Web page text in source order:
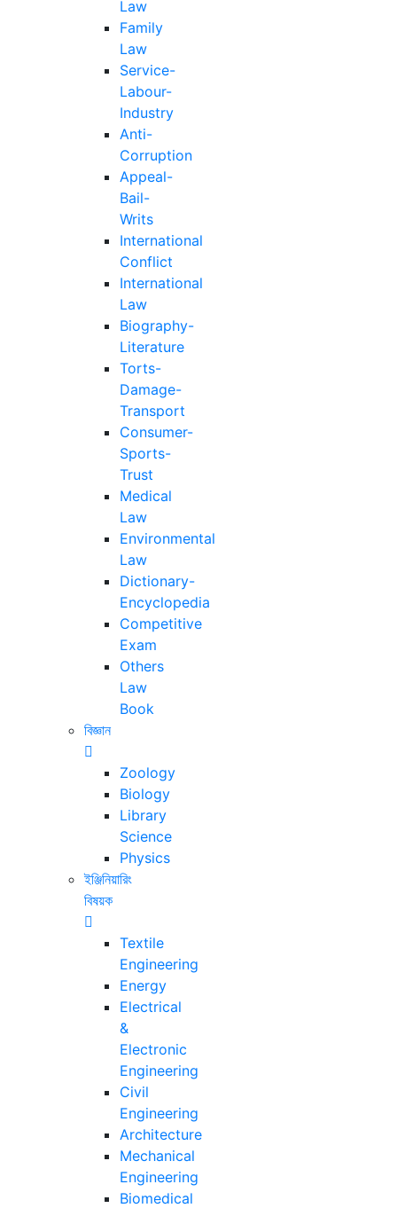
Law
Family
Law
Service-
Labour-
Industry
Anti-
Corruption
Appeal-
Bail-
Writs
International
Conflict
International
Law
Biography-
Literature
Torts-
Damage-
Transport
Consumer-
Sports-
Trust
Medical
Law
Environmental
Law
Dictionary-
Encyclopedia
Competitive
Exam
Others
Law
Book
বিজ্ঞান
Zoology
Biology
Library
Science
Physics
ইঞ্জিনিয়ারিং
বিষয়ক
Textile
Engineering
Energy
Electrical
&
Electronic
Engineering
Civil
Engineering
Architecture
Mechanical
Engineering
Biomedical